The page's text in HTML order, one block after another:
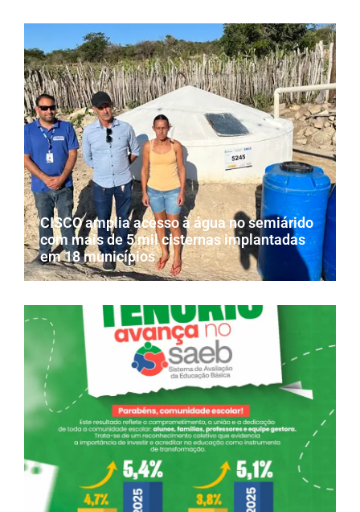
CISCO amplia acesso à água no semiárido
com mais de 5 mil cisternas implantadas
em 18 municípios